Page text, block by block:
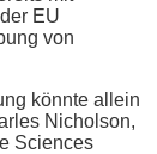
EU
von
könnte allein
Nicholson,
Sciences